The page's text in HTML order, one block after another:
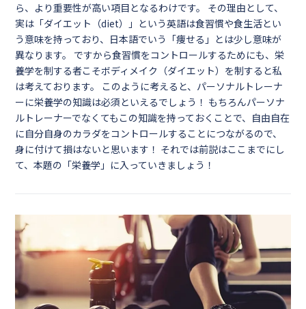
ら、より重要性が高い項目となるわけです。 その理由として、
実は「ダイエット（diet）」という英語は食習慣や食生活とい
う意味を持っており、日本語でいう「痩せる」とは少し意味が
異なります。 ですから食習慣をコントロールするためにも、栄
養学を制する者こそボディメイク（ダイエット）を制すると私
は考えております。 このように考えると、パーソナルトレーナ
ーに栄養学の知識は必須といえるでしょう！ もちろんパーソナ
ルトレーナーでなくてもこの知識を持っておくことで、自由自在
に自分自身のカラダをコントロールすることにつながるので、
身に付けて損はないと思います！ それでは前説はここまでにし
て、本題の「栄養学」に入っていきましょう！